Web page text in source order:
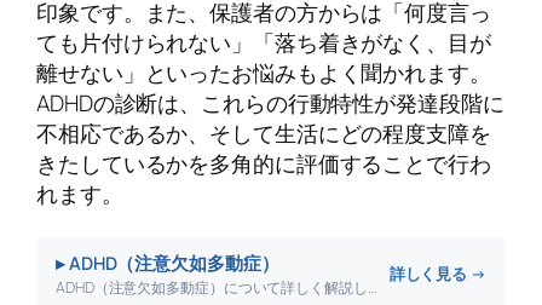
印象です。また、保護者の方からは「何度言っ
ても片付けられない」「落ち着きがなく、目が
離せない」といったお悩みもよく聞かれます。
ADHDの診断は、これらの行動特性が発達段階に
不相応であるか、そして生活にどの程度支障を
きたしているかを多角的に評価することで行わ
れます。
▸ ADHD（注意欠如多動症）
ADHD（注意欠如多動症）について詳しく解説します。
詳しく見る →